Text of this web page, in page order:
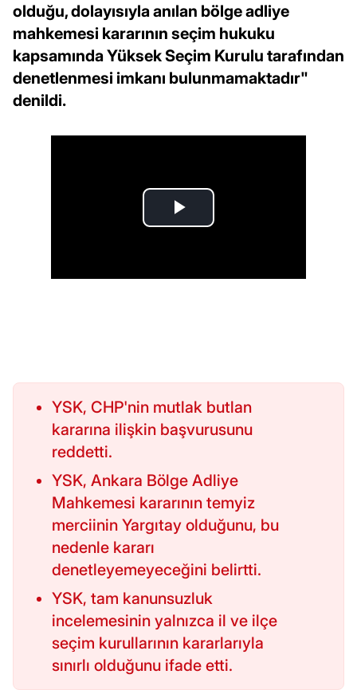
olduğu, dolayısıyla anılan bölge adliye
mahkemesi kararının seçim hukuku
kapsamında Yüksek Seçim Kurulu tarafından
denetlenmesi imkanı bulunmamaktadır"
denildi.
YSK, CHP'nin mutlak butlan
kararına ilişkin başvurusunu
reddetti.
YSK, Ankara Bölge Adliye
Mahkemesi kararının temyiz
merciinin Yargıtay olduğunu, bu
nedenle kararı
denetleyemeyeceğini belirtti.
YSK, tam kanunsuzluk
incelemesinin yalnızca il ve ilçe
seçim kurullarının kararlarıyla
sınırlı olduğunu ifade etti.